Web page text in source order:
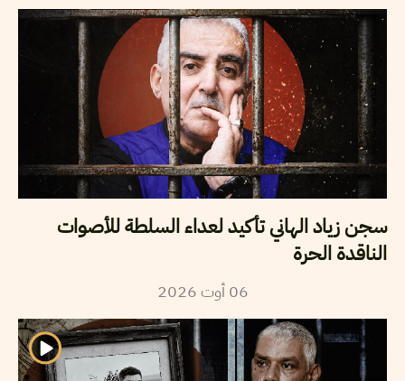
سجن زياد الهاني تأكيد لعداء السلطة للأصوات
الناقدة الحرة
06 أوت2026